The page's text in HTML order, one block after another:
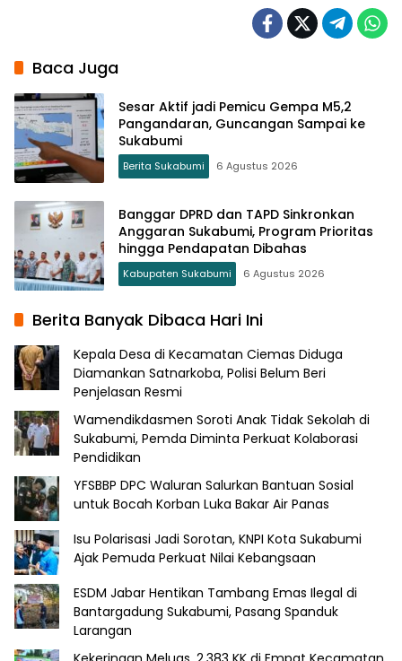
Baca Juga
Sesar Aktif jadi Pemicu Gempa M5,2
Pangandaran, Guncangan Sampai ke
Sukabumi
Berita Sukabumi 6 Agustus 2026
Banggar DPRD dan TAPD Sinkronkan
Anggaran Sukabumi, Program Prioritas
hingga Pendapatan Dibahas
Kabupaten Sukabumi 6 Agustus 2026
Berita Banyak Dibaca Hari Ini
Kepala Desa di Kecamatan Ciemas Diduga
Diamankan Satnarkoba, Polisi Belum Beri
Penjelasan Resmi
Wamendikdasmen Soroti Anak Tidak Sekolah di
Sukabumi, Pemda Diminta Perkuat Kolaborasi
Pendidikan
YFSBBP DPC Waluran Salurkan Bantuan Sosial
untuk Bocah Korban Luka Bakar Air Panas
Isu Polarisasi Jadi Sorotan, KNPI Kota Sukabumi
Ajak Pemuda Perkuat Nilai Kebangsaan
ESDM Jabar Hentikan Tambang Emas Ilegal di
Bantargadung Sukabumi, Pasang Spanduk
Larangan